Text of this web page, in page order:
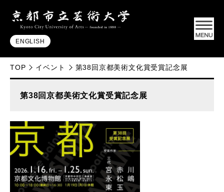
ENGLISH
TOP イベント 第38回京都美術文化賞受賞記念展
第38回京都美術文化賞受賞記念展